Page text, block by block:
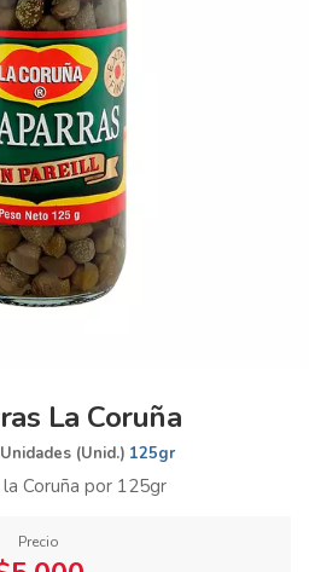
La Coruña
Unidades (Unid.) 125gr
Coruña por 125gr
Precio